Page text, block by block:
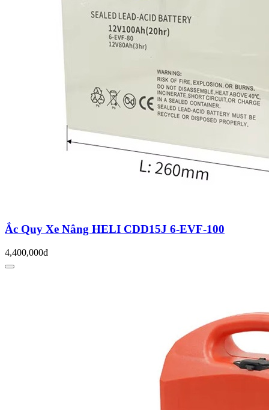
Ắc Quy Xe Nâng HELI CDD15J 6-EVF-100
4,400,000đ